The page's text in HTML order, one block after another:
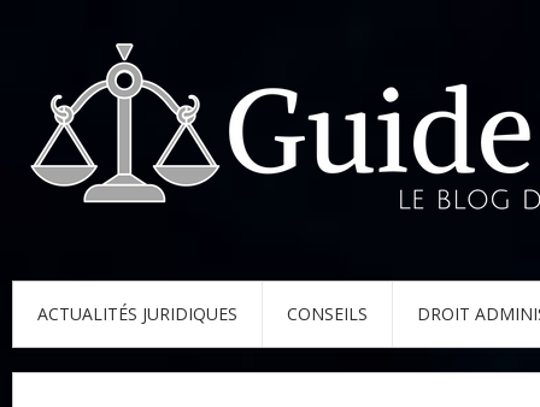
ACTUALITÉS JURIDIQUES CONSEILS DROIT